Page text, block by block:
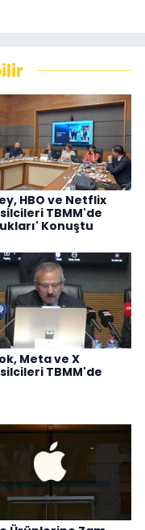
HBO ve Netflix
TBMM'de
Konuştu
Meta ve X
TBMM'de